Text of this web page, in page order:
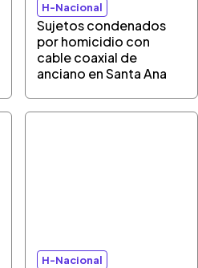
H-Nacional
Sujetos condenados
por homicidio con
cable coaxial de
anciano en Santa Ana
H-Nacional